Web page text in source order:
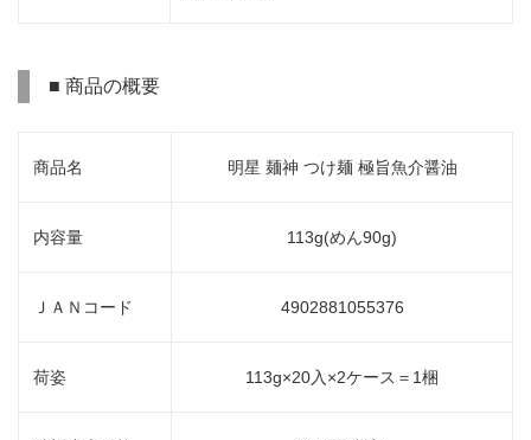
■ 商品の概要
商品名 明星 麺神 つけ麺 極旨魚介醤油
内容量 113g(めん90g)
ＪＡＮコード 4902881055376
荷姿 113g×20入×2ケース＝1梱